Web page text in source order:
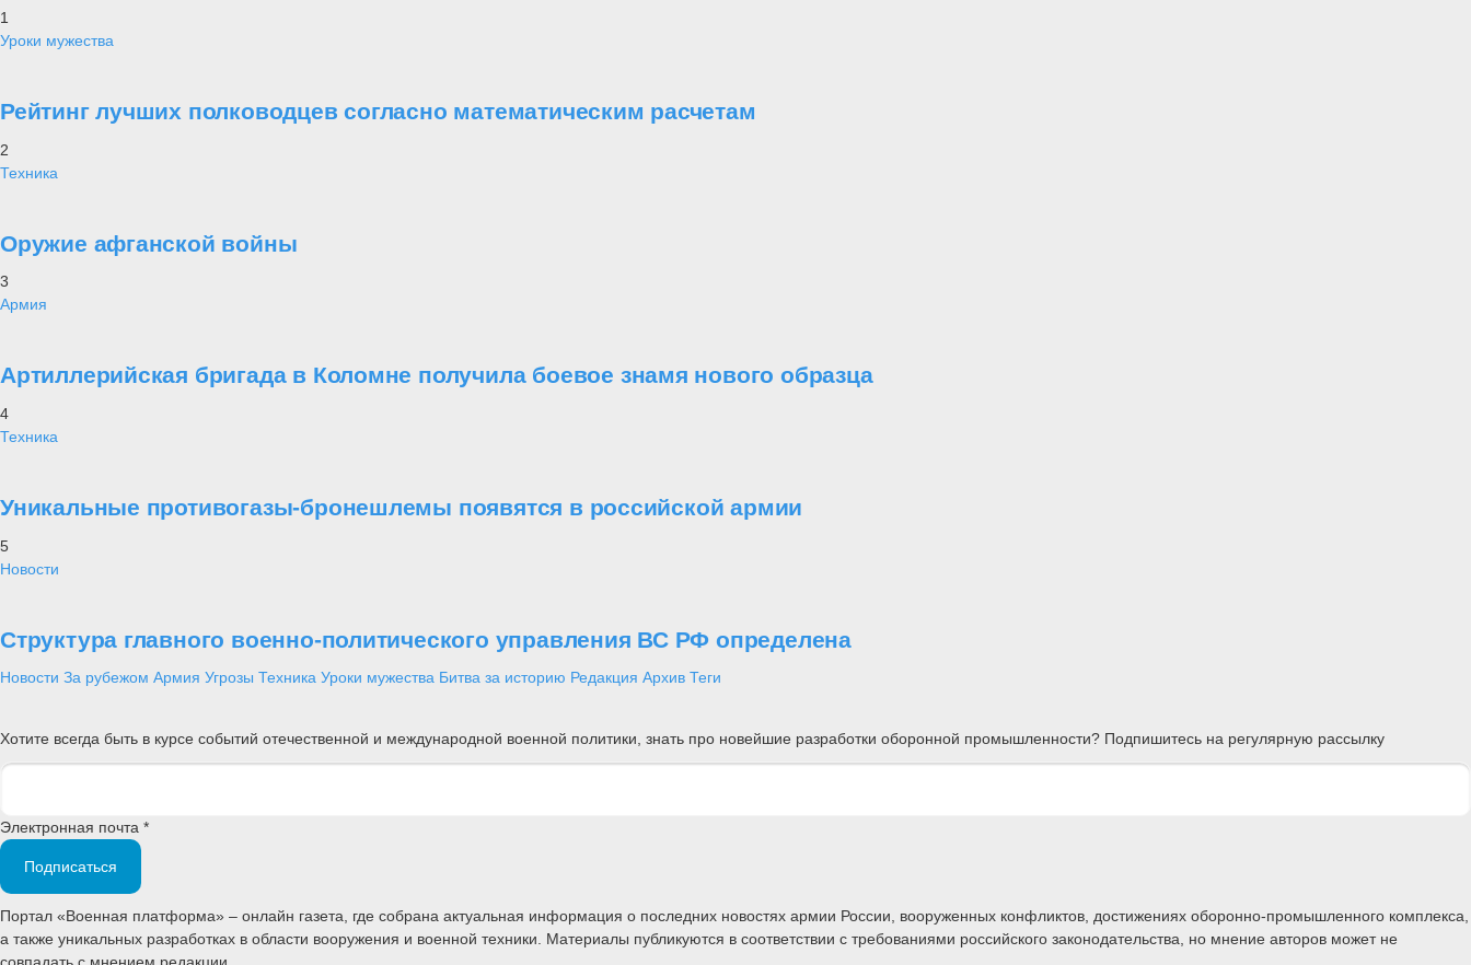
1
Уроки мужества
Рейтинг лучших полководцев согласно математическим расчетам
2
Техника
Оружие афганской войны
3
Армия
Артиллерийская бригада в Коломне получила боевое знамя нового образца
4
Техника
Уникальные противогазы-бронешлемы появятся в российской армии
5
Новости
Структура главного военно-политического управления ВС РФ определена
Новости За рубежом Армия Угрозы Техника Уроки мужества Битва за историю Редакция Архив Теги
Хотите всегда быть в курсе событий отечественной и международной военной политики, знать про новейшие разработки оборонной промышленности? Подпишитесь на регулярную рассылку
Электронная почта *
Подписаться
Портал «Военная платформа» – онлайн газета, где собрана актуальная информация о последних новостях армии России, вооруженных конфликтов, достижениях оборонно-промышленного комплекса,
а также уникальных разработках в области вооружения и военной техники. Материалы публикуются в соответствии с требованиями российского законодательства, но мнение авторов может не
совпадать с мнением редакции.